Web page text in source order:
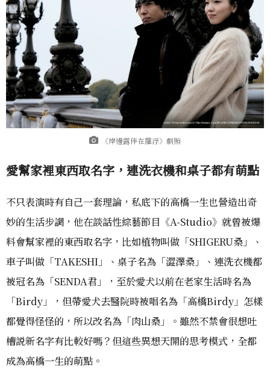
《岸邊露伴在羅浮》劇照
愛幫家裡東西取名字，連洗衣機和桌子都有萌點
不只表演時有自己一套理論，私底下的高橋一生也營造出奇
妙的生活步調，他在談話性綜藝節目《A-Studio》就曾被爆
料會幫家裡的東西取名字，比如植物叫做「SHIGERU桑」、
車子叫做「TAKESHI」、桌子名為「澀澤桑」、連洗衣機都
被冠名為「SENDA君」，至於愛犬以前在老家生活時名為
「Birdy」，但帶愛犬去醫院時被唱名為「高橋Birdy」怎樣
都覺得怪怪的，所以改名為「肉山桑」。雖然不禁會很想吐
槽説新名字有比較好嗎？但這些異想天開的思考模式，全都
成為高橋一生的萌點。